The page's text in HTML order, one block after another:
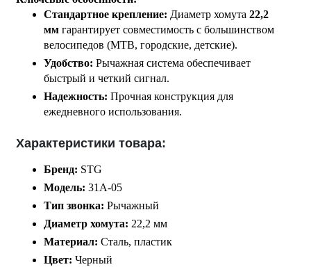
Стандартное крепление: Диаметр хомута 22,2
мм гарантирует совместимость с большинством
велосипедов (MTB, городские, детские).
Удобство: Рычажная система обеспечивает
быстрый и четкий сигнал.
Надежность: Прочная конструкция для
ежедневного использования.
Характеристики товара:
Бренд: STG
Модель: 31A-05
Тип звонка: Рычажный
Диаметр хомута: 22,2 мм
Материал: Сталь, пластик
Цвет: Черный